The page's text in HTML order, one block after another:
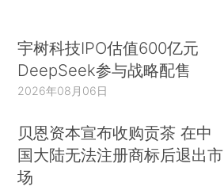
宇树科技IPO估值600亿元
DeepSeek参与战略配售
2026年08月06日
贝恩资本宣布收购贡茶 在中
国大陆无法注册商标后退出市
场